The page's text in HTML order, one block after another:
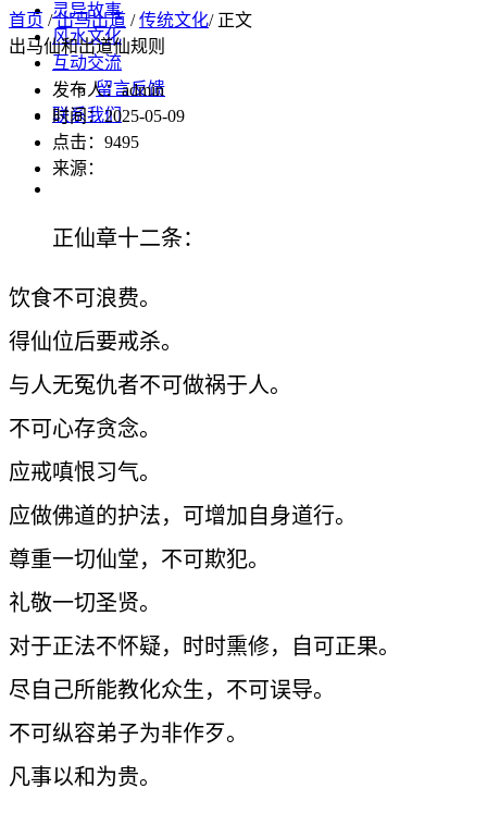
灵异故事
风水文化
互动交流
留言反馈
联系我们
首页 /出马出道 /传统文化/ 正文
出马仙和出道仙规则
发布人：admin
时间：2025-05-09
点击： 9495
来源：
正仙章十二条：
饮食不可浪费。
得仙位后要戒杀。
与人无冤仇者不可做祸于人。
不可心存贪念。
应戒嗔恨习气。
应做佛道的护法，可增加自身道行。
尊重一切仙堂，不可欺犯。
礼敬一切圣贤。
对于正法不怀疑，时时熏修，自可正果。
尽自己所能教化众生，不可误导。
不可纵容弟子为非作歹。
凡事以和为贵。